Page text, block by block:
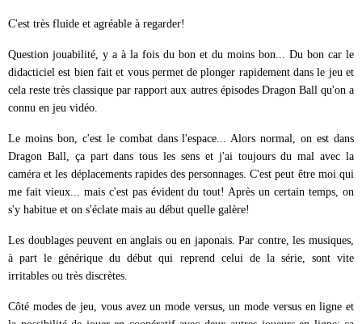
C'est très fluide et agréable à regarder!
Question jouabilité, y a à la fois du bon et du moins bon... Du bon car le
didacticiel est bien fait et vous permet de plonger rapidement dans le jeu et
cela reste très classique par rapport aux autres épisodes Dragon Ball qu'on a
connu en jeu vidéo.
Le moins bon, c'est le combat dans l'espace... Alors normal, on est dans
Dragon Ball, ça part dans tous les sens et j'ai toujours du mal avec la
caméra et les déplacements rapides des personnages. C'est peut être moi qui
me fait vieux... mais c'est pas évident du tout! Après un certain temps, on
s'y habitue et on s'éclate mais au début quelle galère!
Les doublages peuvent en anglais ou en japonais. Par contre, les musiques,
à part le générique du début qui reprend celui de la série, sont vite
irritables ou très discrètes.
Côté modes de jeu, vous avez un mode versus, un mode versus en ligne et